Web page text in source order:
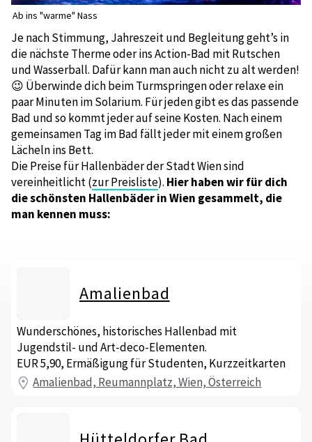
Ab ins "warme" Nass
Je nach Stimmung, Jahreszeit und Begleitung geht’s in
die nächste Therme oder ins Action-Bad mit Rutschen
und Wasserball. Dafür kann man auch nicht zu alt werden!
😉 Überwinde dich beim Turmspringen oder relaxe ein
paar Minuten im Solarium. Für jeden gibt es das passende
Bad und so kommt jeder auf seine Kosten. Nach einem
gemeinsamen Tag im Bad fällt jeder mit einem großen
Lächeln ins Bett.
Die Preise für Hallenbäder der Stadt Wien sind
vereinheitlicht (zur Preisliste). Hier haben wir für dich
die schönsten Hallenbäder in Wien gesammelt, die
man kennen muss:
Amalienbad
Wunderschönes, historisches Hallenbad mit
Jugendstil- und Art-deco-Elementen.
EUR 5,90, Ermäßigung für Studenten, Kurzzeitkarten
Amalienbad, Reumannplatz, Wien, Österreich